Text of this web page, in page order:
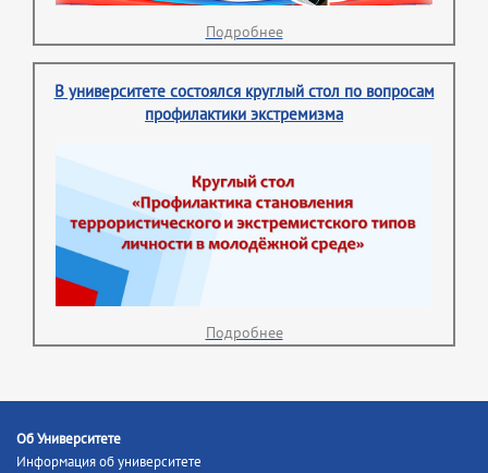
Подробнее
В университете состоялся круглый стол по вопросам
профилактики экстремизма
Подробнее
Об Университете
Информация об университете